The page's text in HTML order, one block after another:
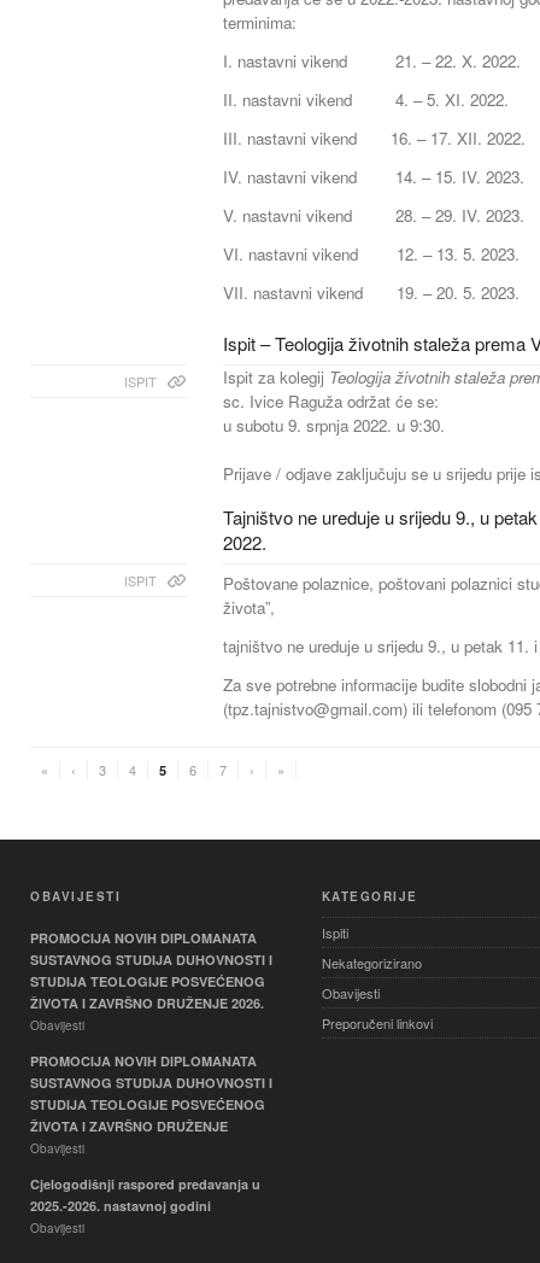
terminima:
I. nastavni vikend 21. – 22. X. 2022.
II. nastavni vikend 4. – 5. XI. 2022.
III. nastavni vikend 16. – 17. XII. 2022.
IV. nastavni vikend 14. – 15. IV. 2023.
V. nastavni vikend 28. – 29. IV. 2023.
VI. nastavni vikend 12. – 13. 5. 2023.
VII. nastavni vikend 19. – 20. 5. 2023.
Ispit – Teologija životnih staleža prema
ISPIT Ispit za kolegij Teologija životnih staleža
sc. Ivice Raguža održat će se:
u subotu 9. srpnja 2022. u 9:30.
Prijave / odjave zaključuju se u srijedu prije
Tajništvo ne ureduje u srijedu 9., u
2022.
ISPIT
Poštovane polaznice, poštovani polaznici
života”,
tajništvo ne ureduje u srijedu 9., u petak 11.
Za sve potrebne informacije budite slobodni
(tpz.tajnistvo@gmail.com) ili telefonom (095
« ‹ 3 4 5 6 7 › »
OBAVIJESTI
PROMOCIJA NOVIH DIPLOMANATA
SUSTAVNOG STUDIJA DUHOVNOSTI I
STUDIJA TEOLOGIJE POSVEĆENOG
ŽIVOTA I ZAVRŠNO DRUŽENJE 2026.
Obavijesti
PROMOCIJA NOVIH DIPLOMANATA
SUSTAVNOG STUDIJA DUHOVNOSTI I
STUDIJA TEOLOGIJE POSVEĆENOG
ŽIVOTA I ZAVRŠNO DRUŽENJE
Obavijesti
Cjelogodišnji raspored predavanja u
2025.-2026. nastavnoj godini
Obavijesti
KATEGORIJE
Ispiti
Nekategorizirano
Obavijesti
Preporučeni linkovi